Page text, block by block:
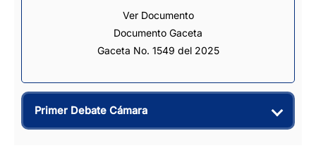
Ver Documento
Documento Gaceta
Gaceta No. 1549 del 2025
Primer Debate Cámara